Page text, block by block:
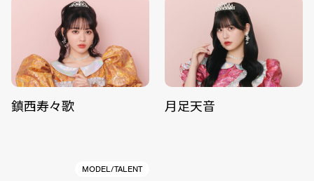
鎮西寿々歌 月足天音
MODEL/TALENT